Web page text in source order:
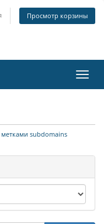
Просмотр корзины
метками subdomains